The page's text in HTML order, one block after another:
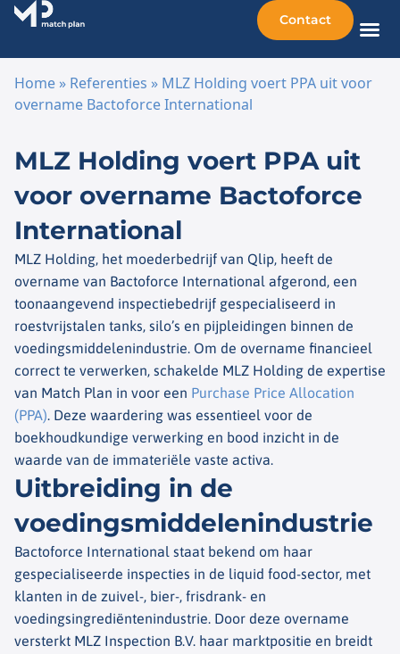
Contact
Home » Referenties » MLZ Holding voert PPA uit voor
overname Bactoforce International
MLZ Holding voert PPA uit
voor overname Bactoforce
International
MLZ Holding, het moederbedrijf van Qlip, heeft de
overname van Bactoforce International afgerond, een
toonaangevend inspectiebedrijf gespecialiseerd in
roestvrijstalen tanks, silo’s en pijpleidingen binnen de
voedingsmiddelenindustrie. Om de overname financieel
correct te verwerken, schakelde MLZ Holding de expertise
van Match Plan in voor een Purchase Price Allocation
(PPA). Deze waardering was essentieel voor de
boekhoudkundige verwerking en bood inzicht in de
waarde van de immateriële vaste activa.
Uitbreiding in de
voedingsmiddelenindustrie
Bactoforce International staat bekend om haar
gespecialiseerde inspecties in de liquid food-sector, met
klanten in de zuivel-, bier-, frisdrank- en
voedingsingrediëntenindustrie. Door deze overname
versterkt MLZ Inspection B.V. haar marktpositie en breidt